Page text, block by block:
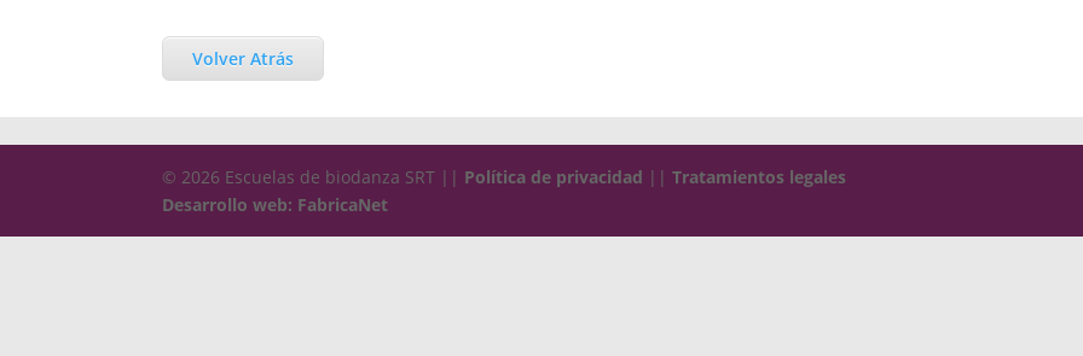
Volver Atrás
© 2026 Escuelas de biodanza SRT || Política de privacidad ||Tratamientos legales
Desarrollo web: FabricaNet